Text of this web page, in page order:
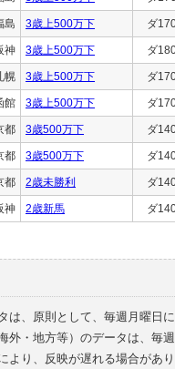
島 3歳上500万下 ダ
神 3歳上500万下 ダ
幌 3歳上500万下 ダ
館 3歳上500万下 ダ
都 3歳500万下 ダ
都 3歳500万下 ダ
都 2歳未勝利 ダ
神 2歳新馬 ダ
は、原則として、毎週月曜日
外・地方等）のデータは、毎
より、反映が遅れる場合があ